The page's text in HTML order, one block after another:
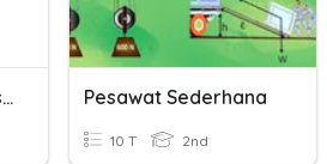
Sistem Gerak Manusia Pesawat Sederhana
10 T 2nd